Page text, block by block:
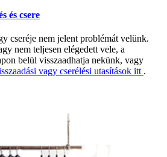
és csere
cseréje nem jelent problémát velünk.
nem teljesen elégedett vele, a
belül visszaadhatja nekünk, vagy
vagy cserélési utasítások itt .